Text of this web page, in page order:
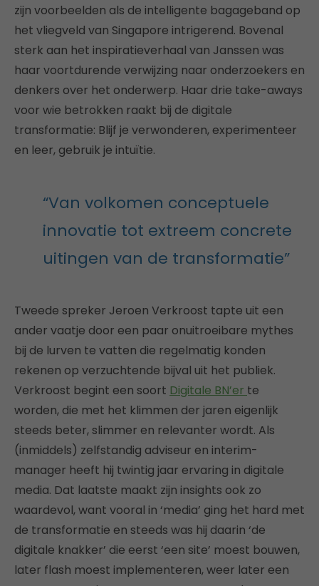
zijn voorbeelden als de intelligente bagageband op
het vliegveld van Singapore intrigerend. Bovenal
sterk aan het inspiratieverhaal van Janssen was
haar voortdurende verwijzing naar onderzoekers en
denkers over het onderwerp. Haar drie take-aways
voor wie betrokken raakt bij de digitale
transformatie: Blijf je verwonderen, experimenteer
en leer, gebruik je intuïtie.
“Van volkomen conceptuele
innovatie tot extreem concrete
uitingen van de transformatie”
Tweede spreker Jeroen Verkroost tapte uit een
ander vaatje door een paar onuitroeibare mythes
bij de lurven te vatten die regelmatig konden
rekenen op verzuchtende bijval uit het publiek.
Verkroost begint een soort Digitale BN’er te
worden, die met het klimmen der jaren eigenlijk
steeds beter, slimmer en relevanter wordt. Als
(inmiddels) zelfstandig adviseur en interim-
manager heeft hij twintig jaar ervaring in digitale
media. Dat laatste maakt zijn insights ook zo
waardevol, want vooral in ‘media’ ging het hard met
de transformatie en steeds was hij daarin ‘de
digitale knakker’ die eerst ‘een site’ moest bouwen,
later flash moest implementeren, weer later een